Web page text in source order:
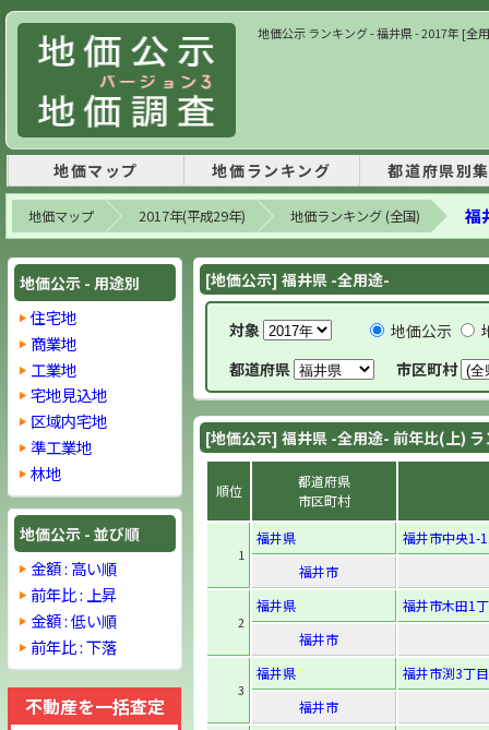
地価公示 ランキング - 福井県 - 2017年 [全
地価マップ 地価ランキング 都道府県別
地価マップ 2017年(平成29年) 地価ランキング (全国) 福
地価公示 - 用途別
住宅地
商業地
工業地
宅地見込地
区域内宅地
準工業地
林地
地価公示 - 並び順
金額 : 高い順
前年比 : 上昇
金額 : 低い順
前年比 : 下落
不動産を一括査定
[地価公示] 福井県 -全用途-
対象 地価公示
都道府県
市区町村
[地価公示] 福井県 -全用途- 前年比(上)
順位
都道府県
市区町村
1
福井県
福井市中央1-
福井市
2
福井県
福井市木田1
福井市
3
福井県
福井市渕3丁
福井市